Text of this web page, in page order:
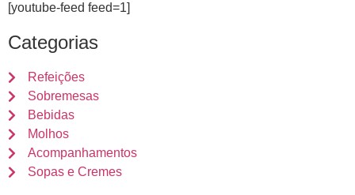
[youtube-feed feed=1]
Categorias
Refeições
Sobremesas
Bebidas
Molhos
Acompanhamentos
Sopas e Cremes